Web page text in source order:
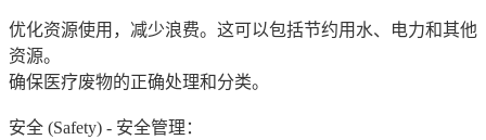
优化资源使用，减少浪费。这可以包括节约用水、电力和其他
资源。
确保医疗废物的正确处理和分类。
安全 (Safety) - 安全管理：